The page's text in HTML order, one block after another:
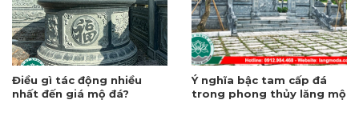
Điều gì tác động nhiều
nhất đến giá mộ đá?
Ý nghĩa bậc tam cấp đá
trong phong thủy lăng mộ